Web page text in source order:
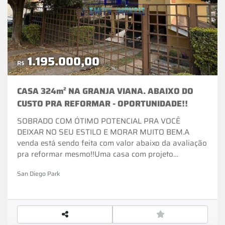
CASA 324m² NA GRANJA VIANA. ABAIXO DO
CUSTO PRA REFORMAR - OPORTUNIDADE!!
SOBRADO COM ÓTIMO POTENCIAL PRA VOCÊ
DEIXAR NO SEU ESTILO E MORAR MUITO BEM.A
venda está sendo feita com valor abaixo da avaliação
pra reformar mesmo!!Uma casa com projeto
granjeiro.### ESTÁ RECEBENDO PINTURA
financiamento.Construída em terreno declive com
420m², medindo 12mx35m.Todos ambientes são
amplos e funcionais.3 suítes, 5 banheiros.Dormitórios
R$1.195.000,00
San Diego Park